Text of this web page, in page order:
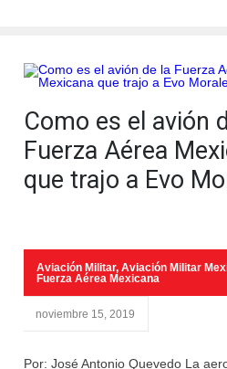
Como es el avión
Fuerza Aérea
que trajo a Evo
Aviación Militar, Aviación Militar
Fuerza Aérea Mexicana
noviembre 15, 2019
Por: José Antonio Quevedo La